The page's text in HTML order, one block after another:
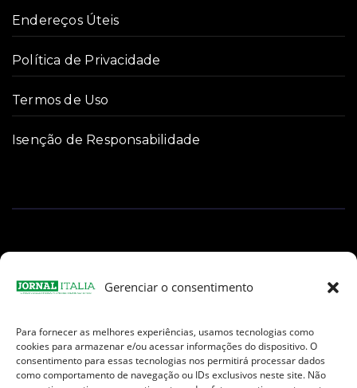
Gerenciar o consentimento
Para fornecer as melhores experiências, usamos tecnologias como
cookies para armazenar e/ou acessar informações do dispositivo. O
consentimento para essas tecnologias nos permitirá processar dados
como comportamento de navegação ou IDs exclusivos neste site. Não
Endereços Úteis
Política de Privacidade
Termos de Uso
Isenção de Responsabilidade
Facebook
Instagram
TikTokYoutube
E-
mail